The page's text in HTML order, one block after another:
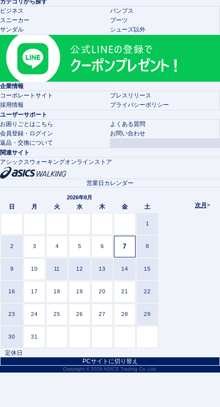
カテゴリから探す
ビジネス
パンプス
スニーカー
ブーツ
サンダル
シューズ以外
企業情報
コーポレートサイト
プレスリリース
採用情報
プライバシーポリシー
ユーザーサポート
お困りごとはこちら
よくある質問
会員登録・ログイン
お問い合わせ
返品・交換について
関連サイト
アシックスウォーキングオンラインストア
次月>
営業日カレンダー
2026年8月
日 月 火 水 木 金 土
1
2 3 4 5 6 7 8
9 10 11 12 13 14 15
16 17 18 19 20 21 22
23 24 25 26 27 28 29
30 31
定休日
PCサイトに切り替え
Copyright © 2026 ASICS Trading Co.,Ltd.